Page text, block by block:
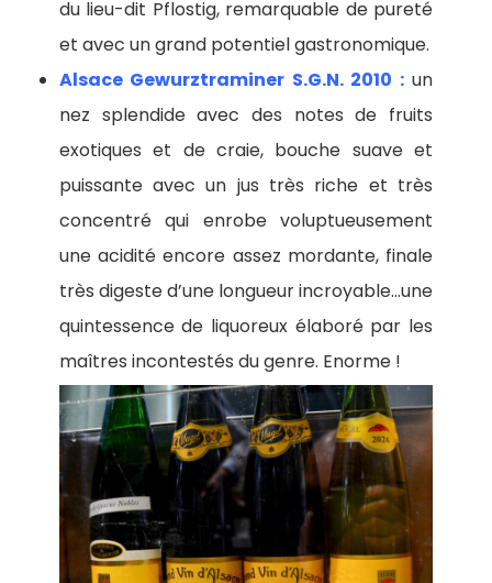
du lieu-dit Pflostig, remarquable de pureté
et avec un grand potentiel gastronomique.
Alsace Gewurztraminer S.G.N. 2010 :un
nez splendide avec des notes de fruits
exotiques et de craie, bouche suave et
puissante avec un jus très riche et très
concentré qui enrobe voluptueusement
une acidité encore assez mordante, finale
très digeste d’une longueur incroyable…une
quintessence de liquoreux élaboré par les
maîtres incontestés du genre. Enorme !